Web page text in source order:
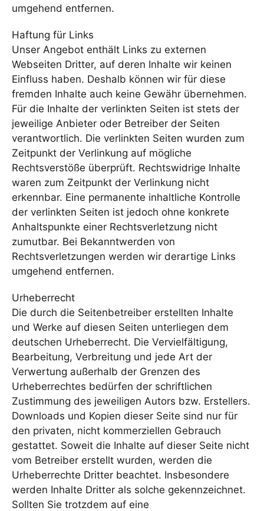
umgehend entfernen.
Haftung für Links
Unser Angebot enthält Links zu externen
Webseiten Dritter, auf deren Inhalte wir keinen
Einfluss haben. Deshalb können wir für diese
fremden Inhalte auch keine Gewähr übernehmen.
Für die Inhalte der verlinkten Seiten ist stets der
jeweilige Anbieter oder Betreiber der Seiten
verantwortlich. Die verlinkten Seiten wurden zum
Zeitpunkt der Verlinkung auf mögliche
Rechtsverstöße überprüft. Rechtswidrige Inhalte
waren zum Zeitpunkt der Verlinkung nicht
erkennbar. Eine permanente inhaltliche Kontrolle
der verlinkten Seiten ist jedoch ohne konkrete
Anhaltspunkte einer Rechtsverletzung nicht
zumutbar. Bei Bekanntwerden von
Rechtsverletzungen werden wir derartige Links
umgehend entfernen.
Urheberrecht
Die durch die Seitenbetreiber erstellten Inhalte
und Werke auf diesen Seiten unterliegen dem
deutschen Urheberrecht. Die Vervielfältigung,
Bearbeitung, Verbreitung und jede Art der
Verwertung außerhalb der Grenzen des
Urheberrechtes bedürfen der schriftlichen
Zustimmung des jeweiligen Autors bzw. Erstellers.
Downloads und Kopien dieser Seite sind nur für
den privaten, nicht kommerziellen Gebrauch
gestattet. Soweit die Inhalte auf dieser Seite nicht
vom Betreiber erstellt wurden, werden die
Urheberrechte Dritter beachtet. Insbesondere
werden Inhalte Dritter als solche gekennzeichnet.
Sollten Sie trotzdem auf eine